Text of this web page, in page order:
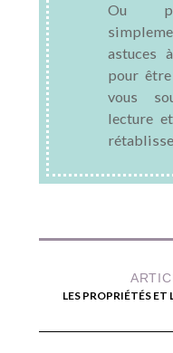
Ou
astuces
pour
vous
lecture
LES PROPRIÉTÉS ET